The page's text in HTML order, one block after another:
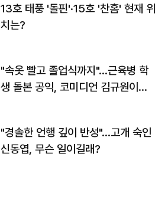
13호 태풍 '돌핀'·15호 '찬홈' 현재 위
치는?
"속옷 빨고 졸업식까지"…근육병 학
생 돌본 공익, 코미디언 김규원이었
"경솔한 언행 깊이 반성"…고개 숙인
신동엽, 무슨 일이길래?